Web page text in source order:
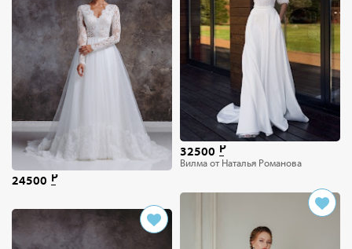
24500
32500
Вилма от Наталья Романова